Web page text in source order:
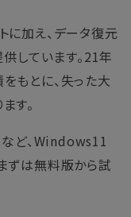
に加え、データ復元
供しています。21年
もとに、失った大
す。
など、Windows11
ずは無料版から試